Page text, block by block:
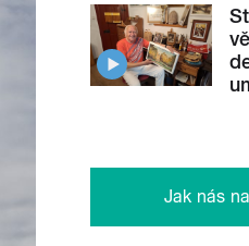
Jak nás